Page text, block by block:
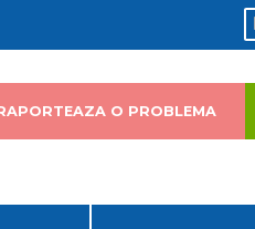
O PROBLEMA